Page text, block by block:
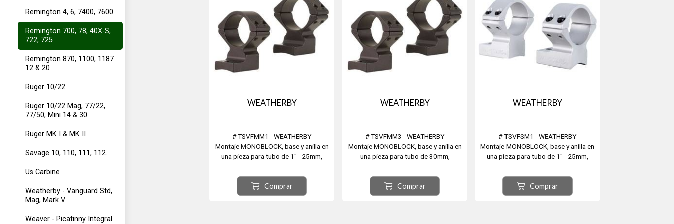
Remington 4, 6, 7400, 7600
Remington 700, 78, 40X-S,
722, 725
Remington 870, 1100, 1187
12 & 20
Ruger 10/22
Ruger 10/22 Mag, 77/22,
77/50, Mini 14 & 30
Ruger MK I & MK II
Savage 10, 110, 111, 112.
Us Carbine
Weatherby - Vanguard Std,
Mag, Mark V
Weaver - Picatinny Integral
WEATHERBY
# TSVFMM1 - WEATHERBY
Montaje MONOBLOCK, base y anilla en
una pieza para tubo de 1" - 25mm,
Standard, Magnum, Mark V. Color:
Negro Brillo.
Comprar
WEATHERBY
# TSVFMM3 - WEATHERBY
Montaje MONOBLOCK, base y anilla en
una pieza para tubo de 30mm,
Standard, Magnum, Mark V. Color:
Negro Brillo.
Comprar
WEATHERBY
# TSVFSM1 - WEATHERBY
Montaje MONOBLOCK, base y anilla en
una pieza para tubo de 1" - 25mm,
Standard, Magnum, Mark V. Color:
Plateado.
Comprar